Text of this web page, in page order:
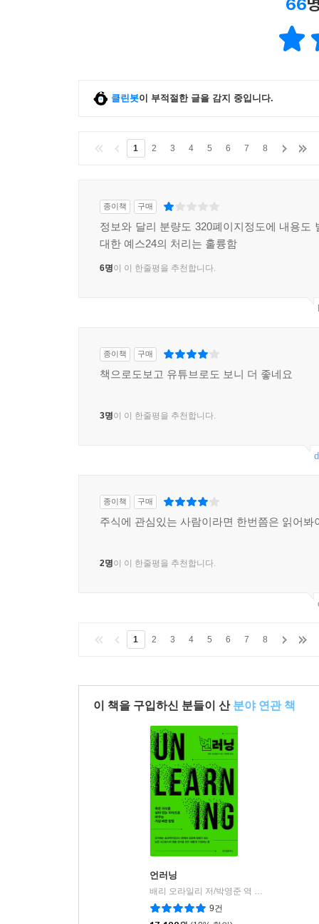
66
클린봇이 부적절한 글을 감지 중입니다.
1 2 3 4 5 6 7 8
종이책 구매
정보와 달리 분량도 320폐이지정도에 내용도
대한 예스24의 처리는 훌륭함
6명이 이 한줄평을 추천합니다.
종이책 구매
책으로도보고 유튜브로도 보니 더 좋네요
3명이 이 한줄평을 추천합니다.
종이책 구매
주식에 관심있는 사람이라면 한번쯤은 읽어봐
2명이 이 한줄평을 추천합니다.
1 2 3 4 5 6 7 8
이 책을 구입하신 분들이 산 분야 연관 책
언러닝
배리 오라일리 저/박영준 역
| 위즈덤하우스
9건